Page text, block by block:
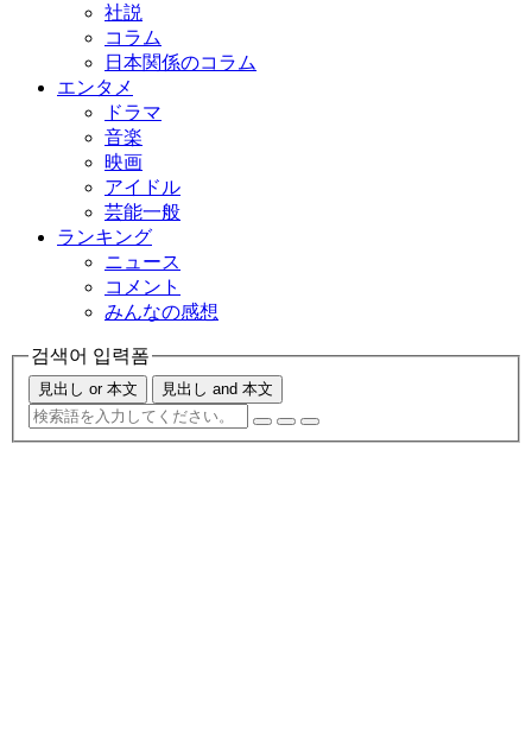
社説
コラム
日本関係のコラム
エンタメ
ドラマ
音楽
映画
アイドル
芸能一般
ランキング
ニュース
コメント
みんなの感想
검색어 입력폼
見出し or 本文 見出し and 本文